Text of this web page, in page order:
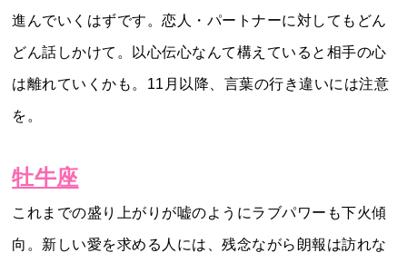
進んでいくはずです。恋人・パートナーに対してもどん
どん話しかけて。以心伝心なんて構えていると相手の心
は離れていくかも。11月以降、言葉の行き違いには注意
を。
牡牛座
これまでの盛り上がりが嘘のようにラブパワーも下火傾
向。新しい愛を求める人には、残念ながら朗報は訪れな